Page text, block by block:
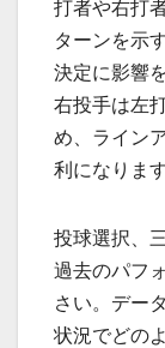
打者や右打
ターンを示
決定に影響
右投手は左
め、ライン
利になります
投球選択、
過去のパフ
さい。デー
状況でどの